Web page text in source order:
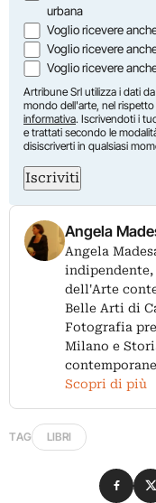
urbana
Voglio ricevere
Voglio ricevere
Voglio ricevere
Artribune Srl utilizza i dati
mondo dell'arte, nel
informativa. Iscrivendoti i
e trattati secondo le
disiscriverti in qualsiasi
Iscriviti
Angela
Angela
dell'Arte
Belle Arti di
Fotografia
Milano e
Scopri di più
TAG LIBRI